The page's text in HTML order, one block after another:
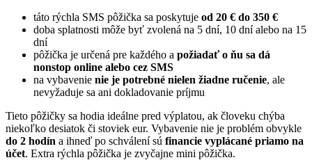
táto rýchla SMS pôžička sa poskytuje od 20 € do 350 €
doba splatnosti môže byť zvolená na 5 dní, 10 dní alebo na 15
dní
pôžička je určená pre každého a požiadať o ňu sa dá
nonstop online alebo cez SMS
na vybavenie nie je potrebné nielen žiadne ručenie, ale
nevyžaduje sa ani dokladovanie príjmu
Tieto pôžičky sa hodia ideálne pred výplatou, ak človeku chýba
niekoľko desiatok či stoviek eur. Vybavenie nie je problém obvykle
do 2 hodín a ihneď po schválení sú financie vyplácané priamo na
účet. Extra rýchla pôžička je zvyčajne mini pôžička.